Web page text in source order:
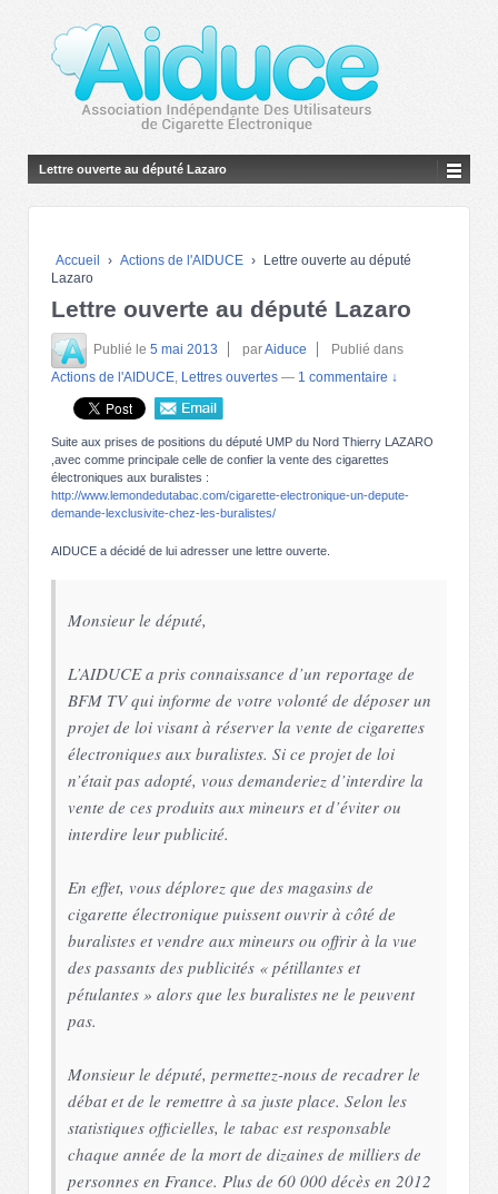
Lettre ouverte au député Lazaro
Accueil › Actions de l'AIDUCE ›
Lettre ouverte au député
Lazaro
Lettre ouverte au député Lazaro
Publié le 5 mai 2013 parAiduce
Publié dans
Actions de l'AIDUCE, Lettres ouvertes — 1 commentaire ↓
Suite aux prises de positions du député UMP du Nord Thierry LAZARO
,avec comme principale celle de confier la vente des cigarettes
électroniques aux buralistes :
http://www.lemondedutabac.com/cigarette-electronique-un-depute-
demande-lexclusivite-chez-les-buralistes/
AIDUCE a décidé de lui adresser une lettre ouverte.
Monsieur le député,
L’AIDUCE a pris connaissance d’un reportage de
BFM TV qui informe de votre volonté de déposer un
projet de loi visant à réserver la vente de cigarettes
électroniques aux buralistes. Si ce projet de loi
n’était pas adopté, vous demanderiez d’interdire la
vente de ces produits aux mineurs et d’éviter ou
interdire leur publicité.
En effet, vous déplorez que des magasins de
cigarette électronique puissent ouvrir à côté de
buralistes et vendre aux mineurs ou offrir à la vue
des passants des publicités « pétillantes et
pétulantes » alors que les buralistes ne le peuvent
pas.
Monsieur le député, permettez-nous de recadrer le
débat et de le remettre à sa juste place. Selon les
statistiques officielles, le tabac est responsable
chaque année de la mort de dizaines de milliers de
personnes en France. Plus de 60 000 décès en 2012